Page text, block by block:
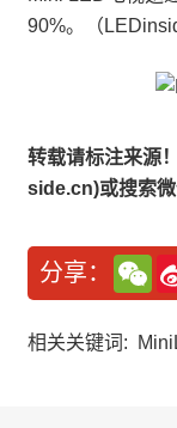
90%。（
转载请标注来源
side.cn)或搜索
分享：
W
e
C
a
相关关键词: